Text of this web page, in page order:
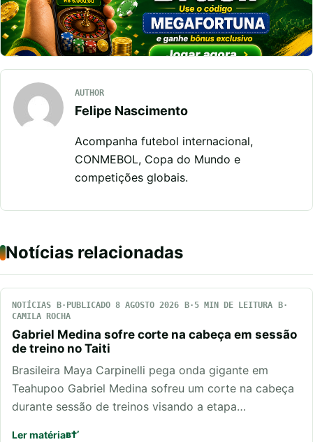
AUTHOR
Felipe Nascimento
Acompanha futebol internacional,
CONMEBOL, Copa do Mundo e
competições globais.
Notícias relacionadas
NOTÍCIAS PUBLICADO 8 AGOSTO 2026
5 MIN DE LEITURA
CAMILA ROCHA
Gabriel Medina sofre corte na cabeça em sessão
de treino no Taiti
Brasileira Maya Carpinelli pega onda gigante em
Teahupoo Gabriel Medina sofreu um corte na cabeça
durante sessão de treinos visando a etapa…
Ler matéria